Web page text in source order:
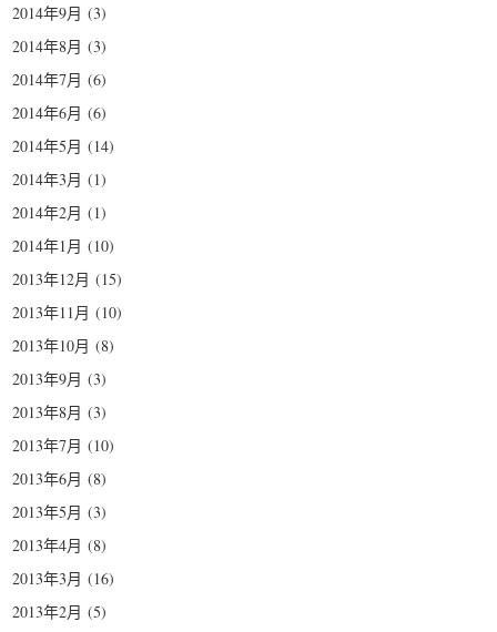
2014年9月 (3)
2014年8月 (3)
2014年7月 (6)
2014年6月 (6)
2014年5月 (14)
2014年3月 (1)
2014年2月 (1)
2014年1月 (10)
2013年12月 (15)
2013年11月 (10)
2013年10月 (8)
2013年9月 (3)
2013年8月 (3)
2013年7月 (10)
2013年6月 (8)
2013年5月 (3)
2013年4月 (8)
2013年3月 (16)
2013年2月 (5)